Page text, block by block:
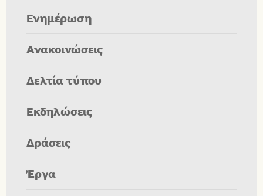
Ενημέρωση
Ανακοινώσεις
Δελτία τύπου
Εκδηλώσεις
Δράσεις
Έργα